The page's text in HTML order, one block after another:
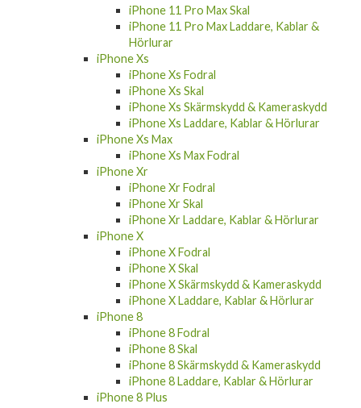
iPhone 11 Pro Max Skal
iPhone 11 Pro Max Laddare, Kablar &
Hörlurar
iPhone Xs
iPhone Xs Fodral
iPhone Xs Skal
iPhone Xs Skärmskydd & Kameraskydd
iPhone Xs Laddare, Kablar & Hörlurar
iPhone Xs Max
iPhone Xs Max Fodral
iPhone Xr
iPhone Xr Fodral
iPhone Xr Skal
iPhone Xr Laddare, Kablar & Hörlurar
iPhone X
iPhone X Fodral
iPhone X Skal
iPhone X Skärmskydd & Kameraskydd
iPhone X Laddare, Kablar & Hörlurar
iPhone 8
iPhone 8 Fodral
iPhone 8 Skal
iPhone 8 Skärmskydd & Kameraskydd
iPhone 8 Laddare, Kablar & Hörlurar
iPhone 8 Plus